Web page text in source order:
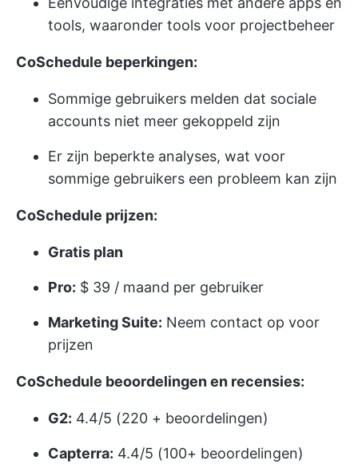
tools, waaronder tools voor projectbeheer
CoSchedule beperkingen:
Sommige gebruikers melden dat sociale
accounts niet meer gekoppeld zijn
Er zijn beperkte analyses, wat voor
sommige gebruikers een probleem kan zijn
CoSchedule prijzen:
Gratis plan
Pro: $ 39 / maand per gebruiker
Marketing Suite: Neem contact op voor
prijzen
CoSchedule beoordelingen en recensies:
G2: 4.4/5 (220 + beoordelingen)
Capterra: 4.4/5 (100+ beoordelingen)